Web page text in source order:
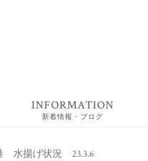
INFORMATION
新着情報・ブログ
水揚げ状況 23.3.6